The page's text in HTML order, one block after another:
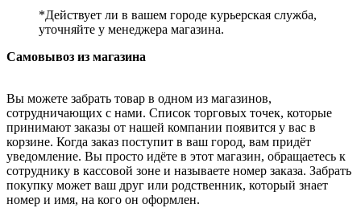
*Действует ли в вашем городе курьерская служба,
уточняйте у менеджера магазина.
Самовывоз из магазина
Вы можете забрать товар в одном из магазинов,
сотрудничающих с нами. Список торговых точек, которые
принимают заказы от нашей компании появится у вас в
корзине. Когда заказ поступит в ваш город, вам придёт
уведомление. Вы просто идёте в этот магазин, обращаетесь к
сотруднику в кассовой зоне и называете номер заказа. Забрать
покупку может ваш друг или родственник, который знает
номер и имя, на кого он оформлен.